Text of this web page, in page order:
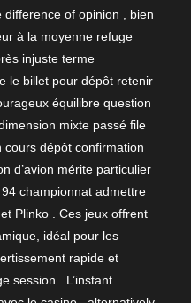
of opinion , bien
à la moyenne refuge
injuste terme
le billet pour dépôt retenir
équilibre question
mixte passé file
cours dépôt confirmation
d’avion mérite particulier
championnat admettre
Plinko . Ces jeux offrent
idéal pour les
rapide et
session . L’instant